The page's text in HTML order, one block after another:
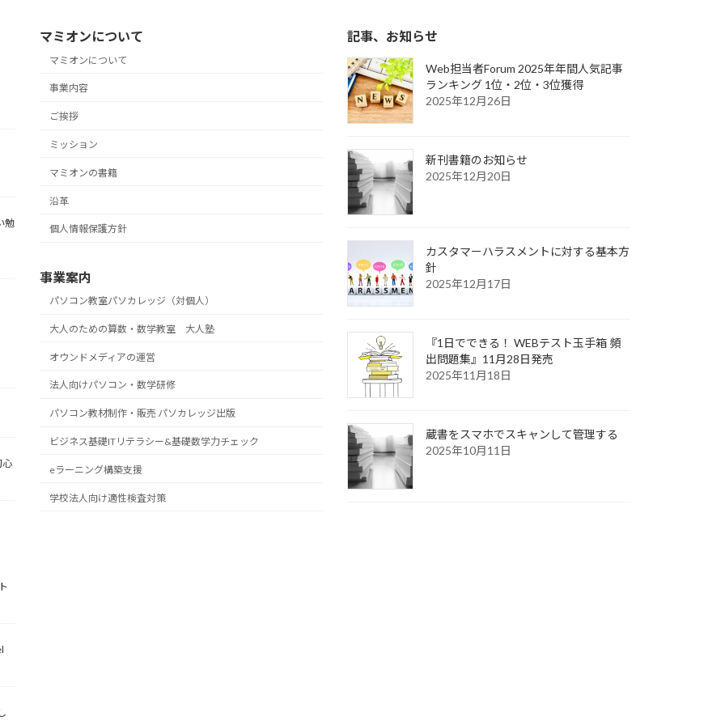
勉
心
マミオンについて
マミオンについて
事業内容
ご挨拶
ミッション
マミオンの書籍
沿革
個人情報保護方針
事業案内
パソコン教室パソカレッジ（対個人）
大人のための算数・数学教室 大人塾
オウンドメディアの運営
法人向けパソコン・数学研修
パソコン教材制作・販売 パソカレッジ出版
ビジネス基礎ITリテラシー&基礎数学力チェック
eラーニング構築支援
学校法人向け適性検査対策
記事、お知らせ
Web担当者Forum 2025年年間人気記事
ランキング 1位・2位・3位獲得
2025年12月26日
新刊書籍のお知らせ
2025年12月20日
カスタマーハラスメントに対する基本方
針
2025年12月17日
『1日でできる！ WEBテスト玉手箱 頻
出問題集』11月28日発売
2025年11月18日
蔵書をスマホでスキャンして管理する
2025年10月11日